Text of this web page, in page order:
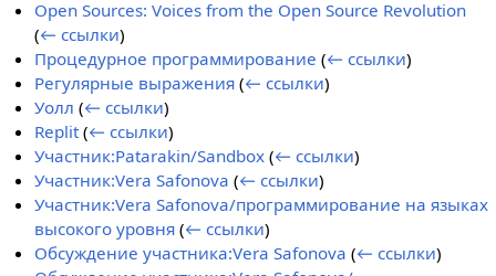
Open Sources: Voices from the Open Source Revolution
(← ссылки)
Процедурное программирование (← ссылки)
Регулярные выражения (← ссылки)
Уолл (← ссылки)
Replit (← ссылки)
Участник:Patarakin/Sandbox (← ссылки)
Участник:Vera Safonova (← ссылки)
Участник:Vera Safonova/программирование на языках
высокого уровня (← ссылки)
Обсуждение участника:Vera Safonova (← ссылки)